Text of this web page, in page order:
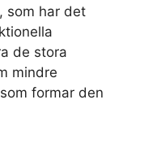
, som har det
de stora
mindre
formar den